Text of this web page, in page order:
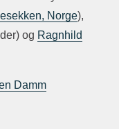
Norge),
og Ragnhild
Damm